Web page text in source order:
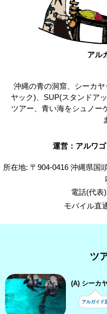
アル
沖縄の青の洞窟、シーカ
ヤック)、SUP(スタンドア
ツアー、青い海をシュノー
運営：アルワ
所在地: 〒904-0416 沖縄県国
電話(代表
モバイル直
ツ
(A) シーカ
アルガイド